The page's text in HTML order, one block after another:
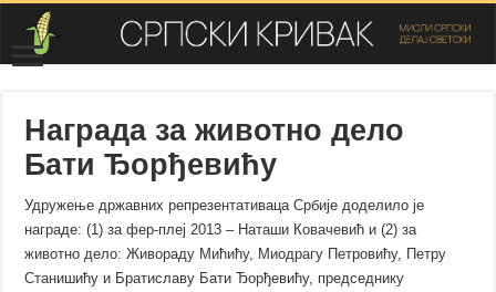
Награда за животно дело
Бати Ђорђевићу
Удружење државних репрезентативаца Србије доделило је
награде: (1) за фер-плеј 2013 – Наташи Ковачевић и (2) за
животно дело: Живораду Мићићу, Миодрагу Петровићу, Петру
Станишићу и Братиславу Бати Ђорђевићу, председнику